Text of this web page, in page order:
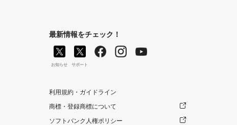
最新情報をチェック！
お知らせ サポート
利用規約・ガイドライン
商標・登録商標について
ソフトバンク人権ポリシー